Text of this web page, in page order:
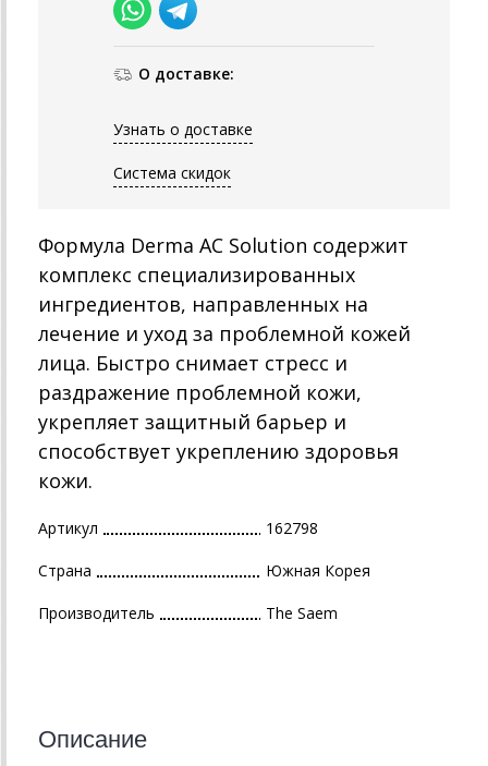
О доставке:
Узнать о доставке
Система скидок
Формула Derma AC Solution содержит
комплекс специализированных
ингредиентов, направленных на
лечение и уход за проблемной кожей
лица. Быстро снимает стресс и
раздражение проблемной кожи,
укрепляет защитный барьер и
способствует укреплению здоровья
кожи.
Артикул 162798
Страна Южная Корея
Производитель The Saem
Описание